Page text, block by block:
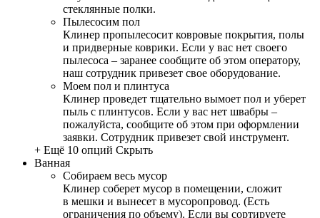
стеклянные полки.
Пылесосим пол
Клинер пропылесосит ковровые покрытия, полы
и придверные коврики. Если у вас нет своего
пылесоса – заранее сообщите об этом оператору,
наш сотрудник привезет свое оборудование.
Моем пол и плинтуса
Клинер проведет тщательно вымоет пол и уберет
пыль с плинтусов. Если у вас нет швабры –
пожалуйста, сообщите об этом при оформлении
заявки. Сотрудник привезет свой инструмент.
+ Ещё 10 опций Скрыть
Ванная
Собираем весь мусор
Клинер соберет мусор в помещении, сложит
в мешки и вынесет в мусоропровод. (Есть
ограничения по объему). Если вы сортируете